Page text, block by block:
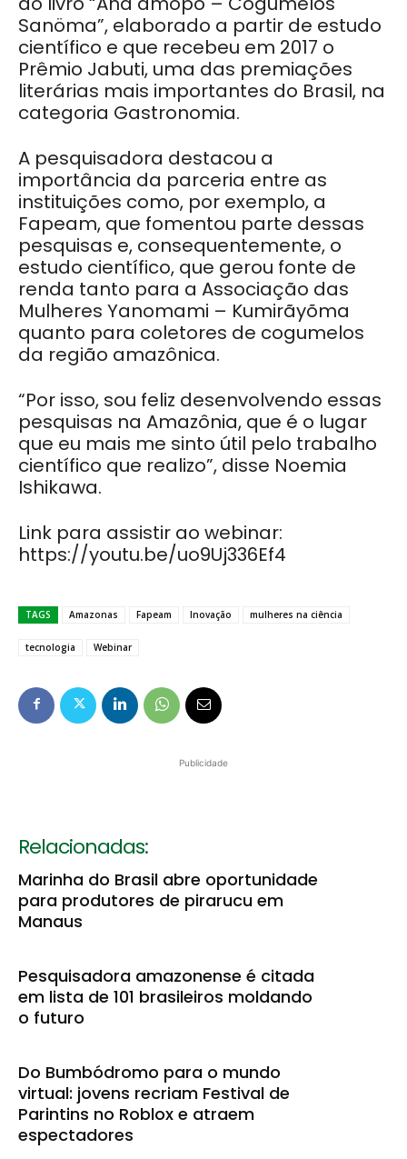
Sanöma”, elaborado a partir de estudo
científico e que recebeu em 2017 o
Prêmio Jabuti, uma das premiações
literárias mais importantes do Brasil, na
categoria Gastronomia.
A pesquisadora destacou a
importância da parceria entre as
instituições como, por exemplo, a
Fapeam, que fomentou parte dessas
pesquisas e, consequentemente, o
estudo científico, que gerou fonte de
renda tanto para a Associação das
Mulheres Yanomami – Kumirãyõma
quanto para coletores de cogumelos
da região amazônica.
“Por isso, sou feliz desenvolvendo essas
pesquisas na Amazônia, que é o lugar
que eu mais me sinto útil pelo trabalho
científico que realizo”, disse Noemia
Ishikawa.
Link para assistir ao webinar:
https://youtu.be/uo9Uj336Ef4
TAGS Amazonas Fapeam Inovação mulheres na ciência
tecnologia Webinar
Publicidade
Relacionadas:
Marinha do Brasil abre oportunidade
para produtores de pirarucu em
Manaus
Pesquisadora amazonense é citada
em lista de 101 brasileiros moldando
o futuro
Do Bumbódromo para o mundo
virtual: jovens recriam Festival de
Parintins no Roblox e atraem
espectadores